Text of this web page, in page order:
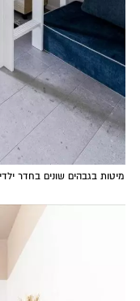
מיטות בגבהים שונים בחדר